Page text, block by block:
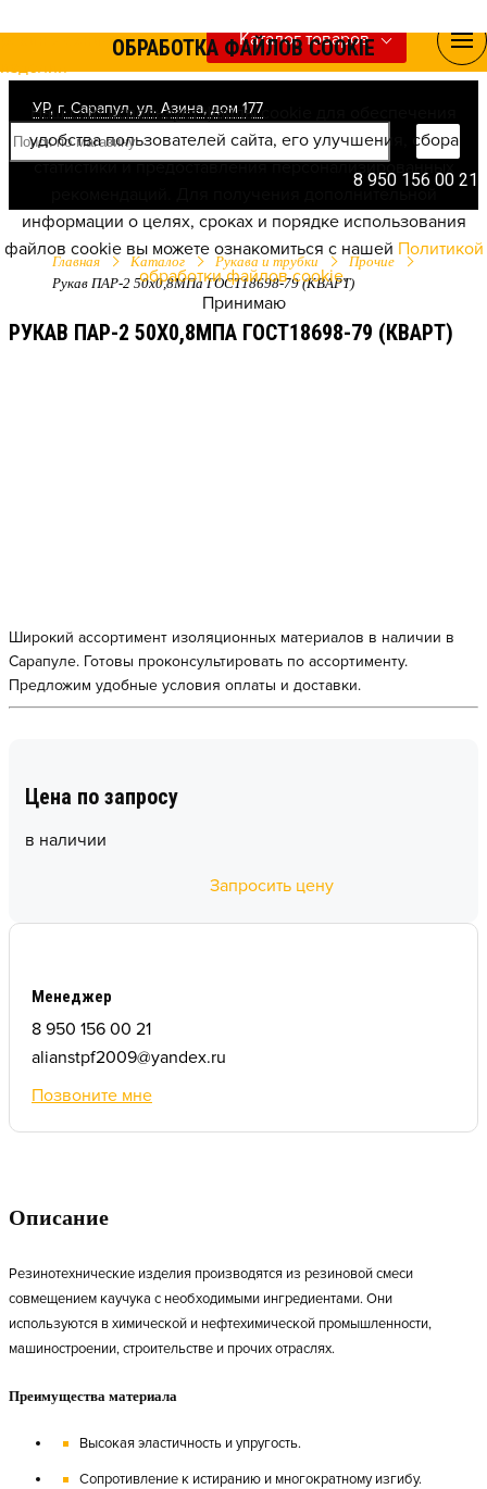
УР, г. Сарапул, ул. Азина, дом 177
8 950 156 00 21
Каталог товаров
Главная Каталог Рукава и трубки
Прочие
Рукав ПАР-2 50х0,8МПа ГОСТ18698-79 (КВАРТ)
РУКАВ ПАР-2 50Х0,8МПА ГОСТ18698-79 (КВАРТ)
Широкий ассортимент изоляционных материалов в наличии в
Сарапуле. Готовы проконсультировать по ассортименту.
Предложим удобные условия оплаты и доставки.
Цена по запросу
в наличии
Запросить цену
Менеджер
8 950 156 00 21
alianstpf2009@yandex.ru
Позвоните мне
Описание
Резинотехнические изделия производятся из резиновой смеси
совмещением каучука с необходимыми ингредиентами. Они
используются в химической и нефтехимической промышленности,
машиностроении, строительстве и прочих отраслях.
Преимущества материала
Высокая эластичность и упругость.
Сопротивление к истиранию и многократному изгибу.
ОБРАБОТКА ФАЙЛОВ COOKIE
Наш сайт использует файлы cookie для обеспечения
удобства пользователей сайта, его улучшения, сбора
статистики и предоставления персонализированных
информации о целях, сроках и порядке использования
файлов cookie вы можете ознакомиться с нашей Политикой
обработки файлов cookie.
Принимаю